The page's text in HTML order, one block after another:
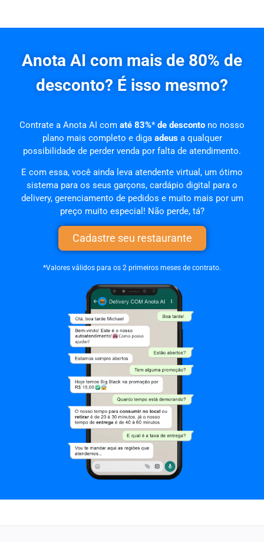
Anota AI com mais de 80% de
desconto? É isso mesmo?
Contrate a Anota AI com até 83%*de desconto no nosso
plano mais completo e diga adeusa qualquer
possibilidade de perder venda por falta de atendimento.
E com essa, você ainda leva atendente virtual, um ótimo
sistema para os seus garçons, cardápio digital para o
delivery, gerenciamento de pedidos e muito mais por um
preço muito especial! Não perde, tá?
Cadastre seu restaurante
*Valores válidos para os 2 primeiros meses de contrato.